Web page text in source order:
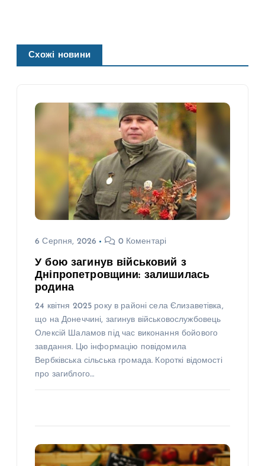
Схожі новини
6 Серпня, 2026 0 Коментарі
У бою загинув військовий з
Дніпропетровщини: залишилась
родина
24 квітня 2025 року в районі села Єлизаветівка,
що на Донеччині, загинув військовослужбовець
Олексій Шаламов під час виконання бойового
завдання. Цю інформацію повідомила
Вербківська сільська громада. Короткі відомості
про загиблого…